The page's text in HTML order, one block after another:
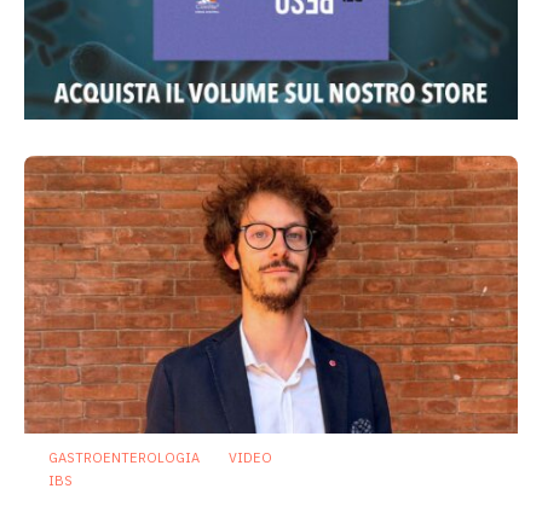
GASTROENTEROLOGIA
VIDEO
IBS